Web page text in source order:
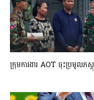
ក្រុមការងារ AOT ចុះប្រមូលភ